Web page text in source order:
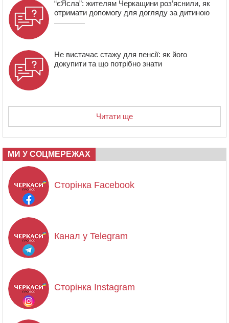
“єЯсла”: жителям Черкащини роз’яснили, як
отримати допомогу для догляду за дитиною
Не вистачає стажу для пенсії: як його
докупити та що потрібно знати
Читати ще
МИ У СОЦМЕРЕЖАХ
Сторінка Facebook
Канал у Telegram
Сторінка Instagram